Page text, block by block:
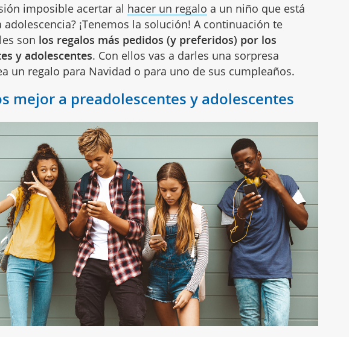
imposible acertar al hacer un regalo a un niño que está
¡Tenemos la solución! A continuación te
son los regalos más pedidos (y preferidos) por los
y adolescentes. Con ellos vas a darles una sorpresa
un regalo para Navidad o para uno de sus cumpleaños.
mejor a preadolescentes y adolescentes